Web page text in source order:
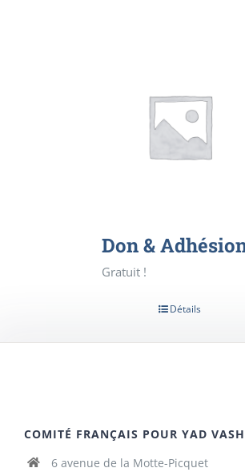
Don &
Gratuit !
Détails
COMITÉ FRANÇAIS POUR YAD
6 avenue de la Motte-Picquet